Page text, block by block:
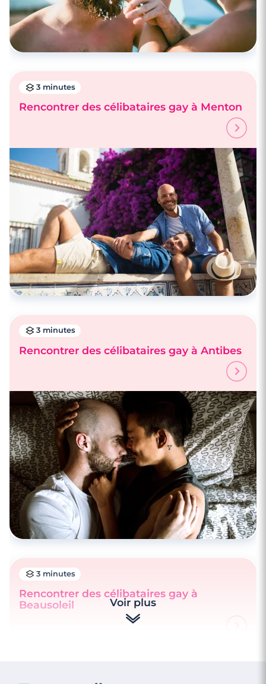
3 minutes
Rencontrer des célibataires gay à
Beausoleil
3 minutes
Rencontrer des célibataires gay à Antibes
3 minutes
Rencontrer des célibataires gay à Menton
3 minutes
Rencontrer des célibataires gay à Antibes
3 minutes
Rencontrer des célibataires gay à
Beausoleil
Voir plus